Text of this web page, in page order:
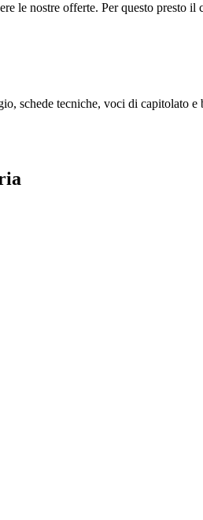
le nostre offerte. Per questo presto il
schede tecniche, voci di capitolato